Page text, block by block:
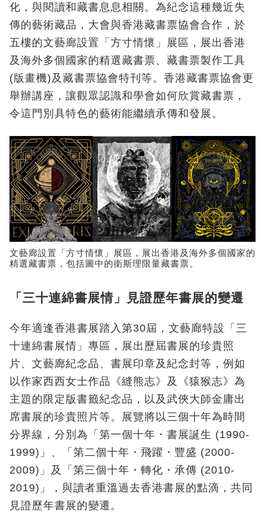
化，與閱讀和藏書息息相關。為紀念這種幾近失
傳的藝術藏品，大會與香港藏書票協會合作，於
五樓的文藝廊設置「方寸情懷」展區，展出香港
及海外多個國家的精選藏書票、藏書票製作工具
(版畫機)及藏書票協會特刊等。香港藏書票協會更
舉辦講座，讓觀眾認識和學會如何欣賞藏書票，
令這門別具特色的藝術能繼續承傳和發展。
文藝廊設置「方寸情懷」展區，展出香港及海外多個國家的
精選藏書票，包括圖中的衛斯理限量藏書票。
「三十連綿書展情」見證歷年書展的變遷
今年適逢香港書展踏入第30屆，文藝廊特設「三
十連綿書展情」專區，展出歷屆書展的珍貴照
片、文藝廊紀念品、書展印章及紀念封等，例如
以作家西西女士作品《縫熊志》及《猿猴志》為
主題的限定版書籤紀念品，以及武俠大師金庸出
席書展的珍貴照片等。展覽將以三個十年為時間
分界線，分別為「第一個十年・書展誕生 (1990-
1999)」、「第二個十年・飛躍・豐盛 (2000-
2009)」及「第三個十年・轉化・承傳 (2010-
2019)」，與讀者重溫過去香港書展的點滴，共同
見證歷年書展的變遷。